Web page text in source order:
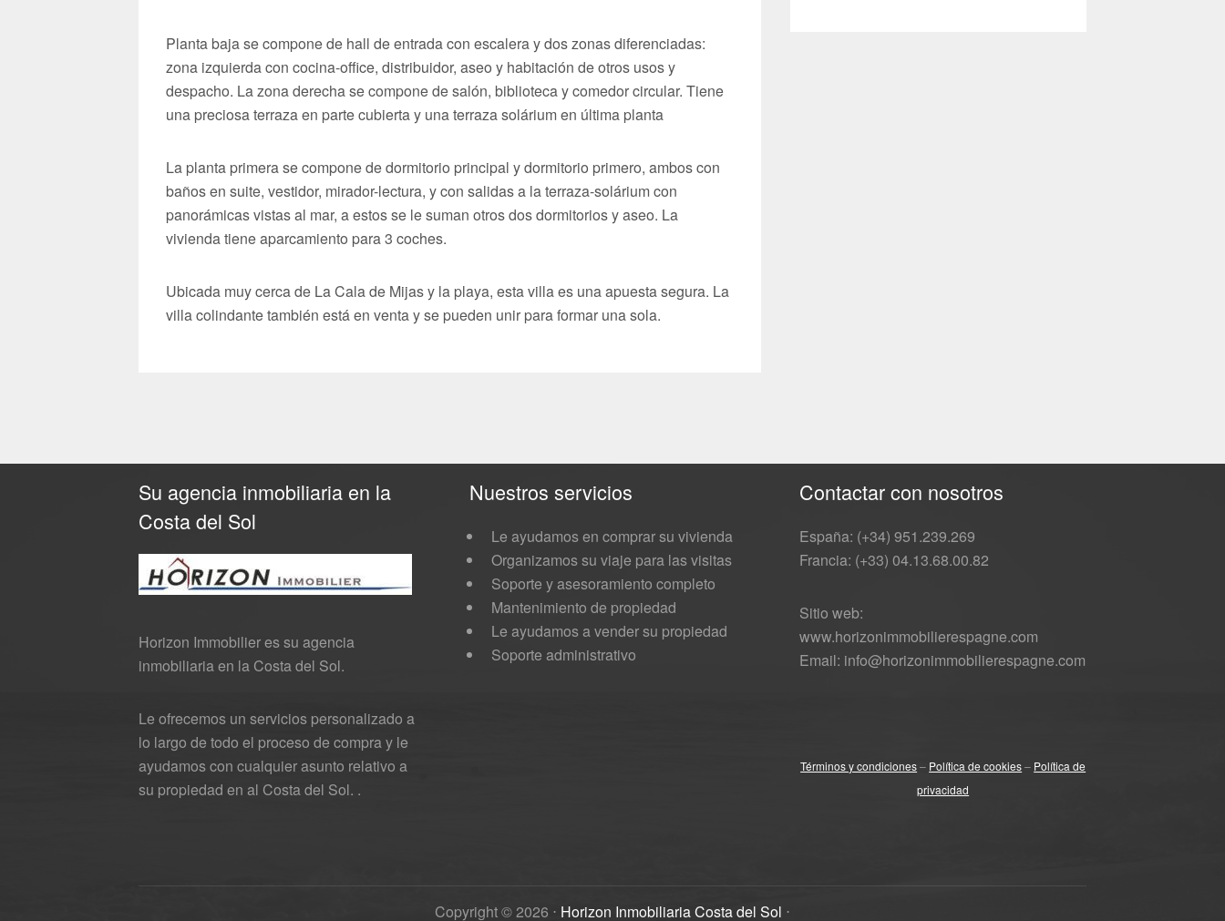
Planta baja se compone de hall de entrada con escalera y dos zonas diferenciadas:
zona izquierda con cocina-office, distribuidor, aseo y habitación de otros usos y
despacho. La zona derecha se compone de salón, biblioteca y comedor circular. Tiene
una preciosa terraza en parte cubierta y una terraza solárium en última planta
La planta primera se compone de dormitorio principal y dormitorio primero, ambos con
baños en suite, vestidor, mirador-lectura, y con salidas a la terraza-solárium con
panorámicas vistas al mar, a estos se le suman otros dos dormitorios y aseo. La
vivienda tiene aparcamiento para 3 coches.
Ubicada muy cerca de La Cala de Mijas y la playa, esta villa es una apuesta segura. La
villa colindante también está en venta y se pueden unir para formar una sola.
Su agencia inmobiliaria en la
Costa del Sol
Horizon Immobilier es su agencia
inmobiliaria en la Costa del Sol.
Le ofrecemos un servicios personalizado a
lo largo de todo el proceso de compra y le
ayudamos con cualquier asunto relativo a
su propiedad en al Costa del Sol. .
Nuestros servicios
Le ayudamos en comprar su vivienda
Organizamos su viaje para las visitas
Soporte y asesoramiento completo
Mantenimiento de propiedad
Le ayudamos a vender su propiedad
Soporte administrativo
Contactar con nosotros
España: (+34) 951.239.269
Francia: (+33) 04.13.68.00.82
Sitio web:
www.horizonimmobilierespagne.com
Email: info@horizonimmobilierespagne.com
Términos y condiciones– Política de cookies– Política de
privacidad
Copyright ©2026 ⋅ Horizon Inmobiliaria Costa del Sol ⋅